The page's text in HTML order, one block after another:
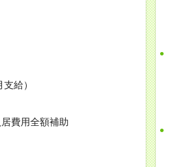
給）
費用全額補助